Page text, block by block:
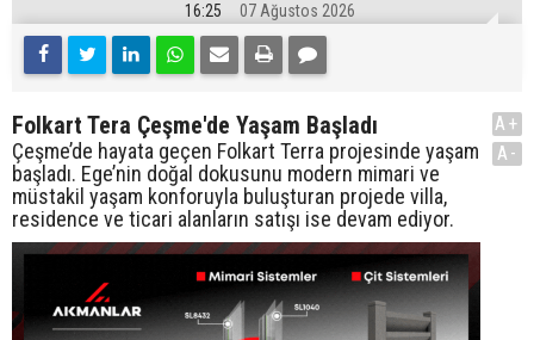
16:25 07 Ağustos 2026
Folkart Tera Çeşme'de Yaşam Başladı
Çeşme’de hayata geçen Folkart Terra projesinde yaşam
başladı. Ege’nin doğal dokusunu modern mimari ve
müstakil yaşam konforuyla buluşturan projede villa,
residence ve ticari alanların satışı ise devam ediyor.
A+
A-